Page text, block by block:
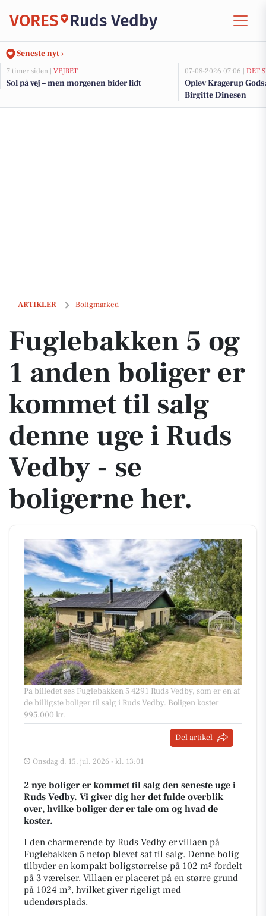
VORES Ruds Vedby
Seneste nyt ›
7 timer siden | VEJRET
Sol på vej – men morgenen bider lidt
07-08-2026 07:06 | DET
Oplev Kragerup
Birgitte Dinesen
ARTIKLER Boligmarked
Fuglebakken 5 og 1 anden boliger er kommet til salg denne uge i
Fuglebakken 5 og
1 anden boliger er
kommet til salg
denne uge i Ruds
Vedby - se
boligerne her.
På billedet ses Fuglebakken 5 4291 Ruds Vedby, som er en af
de billigste boliger til salg i Ruds Vedby. Boligen koster
995.000 kr.
Del artikel
Onsdag d. 15. jul. 2026 - kl. 13:01
2 nye boliger er kommet til salg den seneste uge i
Ruds Vedby. Vi giver dig her det fulde overblik
over, hvilke boliger der er tale om og hvad de
koster.
I den charmerende by Ruds Vedby er villaen på
Fuglebakken 5 netop blevet sat til salg. Denne bolig
tilbyder en kompakt boligstørrelse på 102 m² fordelt
på 3 værelser. Villaen er placeret på en større grund
på 1024 m², hvilket giver rigeligt med
udendørsplads.